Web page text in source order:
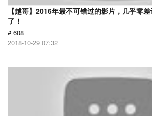
【越哥】2016年最不可错过的影片，几乎零
了！
# 608
2018-10-29 07:32